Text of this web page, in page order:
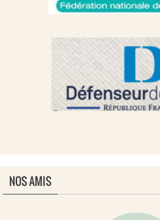
NOS AMIS